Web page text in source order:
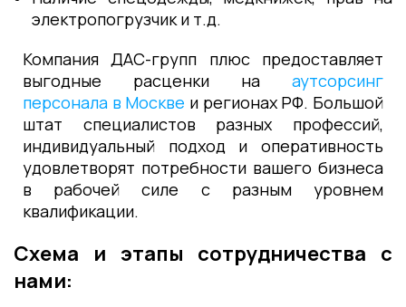
электропогрузчик и т.д.
Компания ДАС-групп плюс предоставляет
выгодные расценки на аутсорсинг
персонала в Москве и регионах РФ. Большой
штат специалистов разных профессий,
индивидуальный подход и оперативность
удовлетворят потребности вашего бизнеса
в рабочей силе с разным уровнем
квалификации.
Схема и этапы сотрудничества с
нами: